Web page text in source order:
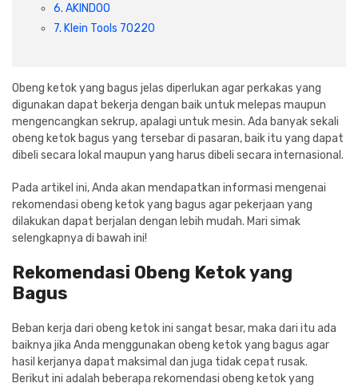
Cat dan Kimia
6. AKINDOO
7. Klein Tools 70220
Obeng ketok yang bagus jelas diperlukan agar perkakas yang
digunakan dapat bekerja dengan baik untuk melepas maupun
mengencangkan sekrup, apalagi untuk mesin. Ada banyak sekali
obeng ketok bagus yang tersebar di pasaran, baik itu yang dapat
dibeli secara lokal maupun yang harus dibeli secara internasional.
Pada artikel ini, Anda akan mendapatkan informasi mengenai
rekomendasi obeng ketok yang bagus agar pekerjaan yang
dilakukan dapat berjalan dengan lebih mudah. Mari simak
selengkapnya di bawah ini!
Rekomendasi Obeng Ketok yang
Bagus
Beban kerja dari obeng ketok ini sangat besar, maka dari itu ada
baiknya jika Anda menggunakan obeng ketok yang bagus agar
hasil kerjanya dapat maksimal dan juga tidak cepat rusak.
Berikut ini adalah beberapa rekomendasi obeng ketok yang